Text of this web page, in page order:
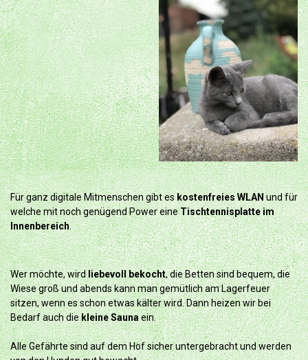
Für ganz digitale Mitmenschen gibt eskostenfreies WLANund für
welche mit noch genügend Power eineTischtennisplatte im
Innenbereich.
Wer möchte, wirdliebevoll bekocht, die Betten sind bequem, die
Wiese groß und abends kann man gemütlich am Lagerfeuer
sitzen, wenn es schon etwas kälter wird. Dann heizen wir bei
Bedarf auch diekleine Sauna ein.
Alle Gefährte sind auf dem Hof sicher untergebracht und werden